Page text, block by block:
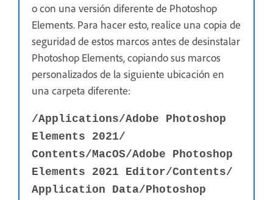
o con una versión diferente de Photoshop
Elements. Para hacer esto, realice una copia de
seguridad de estos marcos antes de desinstalar
Photoshop Elements, copiando sus marcos
personalizados de la siguiente ubicación en
una carpeta diferente:
/Applications⁩/⁨Adobe Photoshop
Elements 2021⁩/⁨
Contents⁩/MacOS⁩⁩/Adobe Photoshop
Elements 2021 Editor⁩⁩/⁨Contents⁩⁩/⁨
Application Data⁩⁩/⁨Photoshop